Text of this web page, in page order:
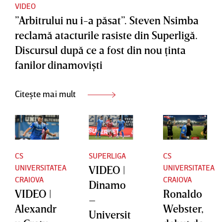
în urmă!”
| VIDEO
EXCLUSI
V
V
VIDEO
”Arbitrului nu i-a păsat”. Steven Nsimba
reclamă atacturile rasiste din Superligă.
Discursul după ce a fost din nou ţinta
fanilor dinamovişti
Citește mai mult
CS
UNIVERSITATEA
CRAIOVA
VIDEO |
Alexandr
SUPERLIGA
VIDEO |
Dinamo
–
Universit
CS
UNIVERSITATEA
CRAIOVA
Ronaldo
Webster,